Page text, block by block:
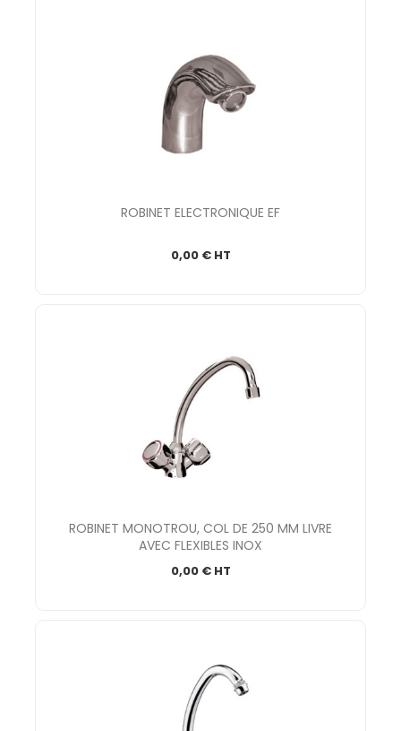
ROBINET ELECTRONIQUE EF
0,00 € HT
ROBINET MONOTROU, COL DE 250 MM LIVRE
AVEC FLEXIBLES INOX
0,00 € HT